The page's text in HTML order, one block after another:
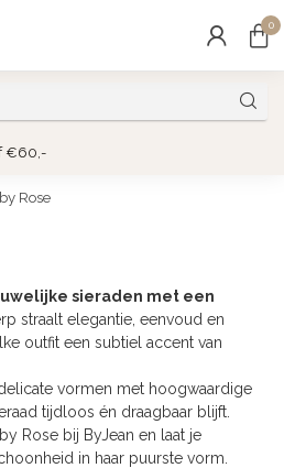
0
€60,-
Rose
sieraden met een
straalt elegantie, eenvoud en
outfit een subtiel accent van
vormen met hoogwaardige
tijdloos én draagbaar blijft.
Rose bij ByJean en laat je
in haar puurste vorm.